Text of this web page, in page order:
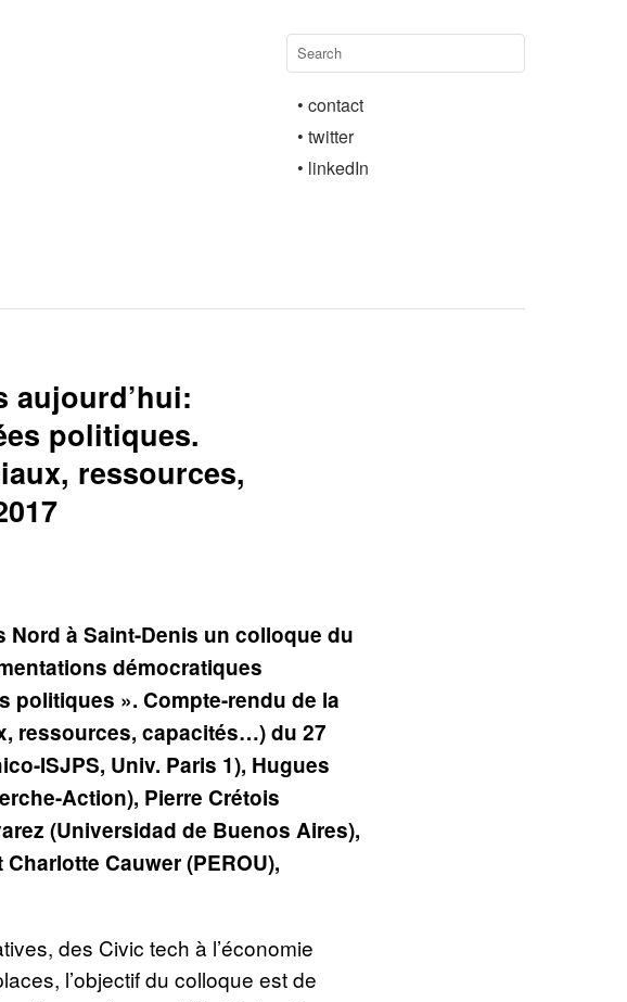
• contact
• twitter
• linkedIn
aujourd’hui:
politiques.
ressources,
Nord à Saint-Denis un colloque du
démocratiques
politiques ». Compte-rendu de la
ressources, capacités…) du 27
ISJPS, Univ. Paris 1), Hugues
Action), Pierre Crétois
(Universidad de Buenos Aires),
Cauwer (PEROU),
des Civic tech à l’économie
l’objectif du colloque est de